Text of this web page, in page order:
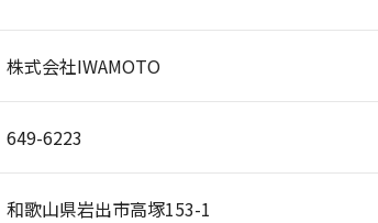
株式会社IWAMOTO
649-6223
和歌山県岩出市高塚153-1